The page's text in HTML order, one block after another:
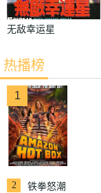
无敌幸运星
热播榜
1
2
铁拳怒潮